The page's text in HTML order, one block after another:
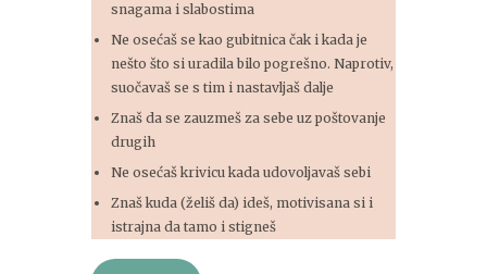
snagama i slabostima
Ne osećaš se kao gubitnica čak i kada je
nešto što si uradila bilo pogrešno. Naprotiv,
suočavaš se s tim i nastavljaš dalje
Znaš da se zauzmeš za sebe uz poštovanje
drugih
Ne osećaš krivicu kada udovoljavaš sebi
Znaš kuda (želiš da) ideš, motivisana si i
istrajna da tamo i stigneš